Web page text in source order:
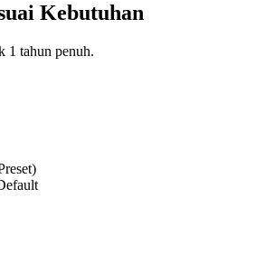
Kebutuhan
1 tahun penuh.